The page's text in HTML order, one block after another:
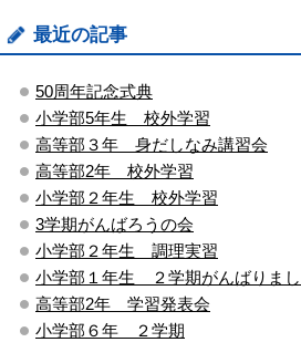
最近の記事
50周年記念式典
小学部5年生 校外学習
高等部３年 身だしなみ講習会
高等部2年 校外学習
小学部２年生 校外学習
3学期がんばろうの会
小学部２年生 調理実習
小学部１年生 ２学期がんばりま
高等部2年 学習発表会
小学部６年 ２学期